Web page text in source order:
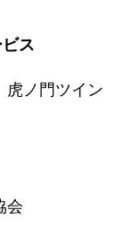
ビス
ノ門ツイン
会